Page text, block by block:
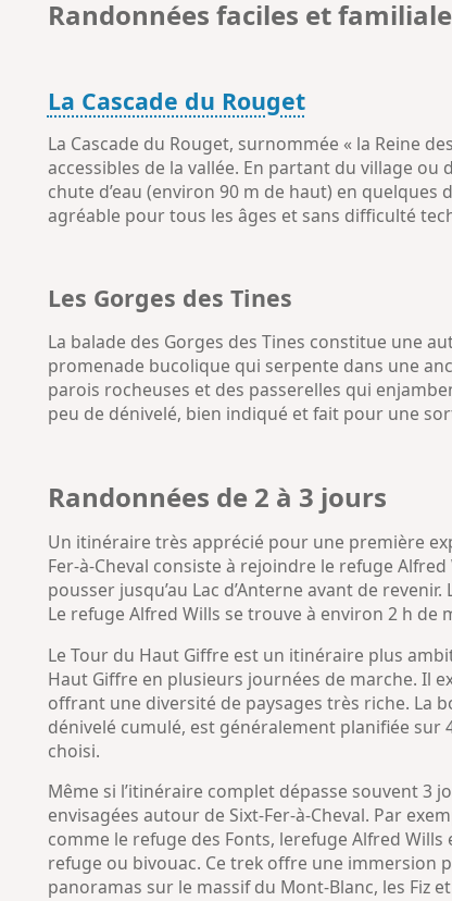
Randonnées faciles et
La Cascade du Rouget
La Cascade du Rouget, surnommée « la Reine
accessibles de la vallée. En partant du village
chute d’eau (environ 90 m de haut) en
agréable pour tous les âges et sans difficulté
Les Gorges des Tines
La balade des Gorges des Tines constitue une
promenade bucolique qui serpente dans une
parois rocheuses et des passerelles qui
peu de dénivelé, bien indiqué et fait pour une
Randonnées de 2 à 3 jours
Un itinéraire très apprécié pour une première
Fer-à-Cheval consiste à rejoindre le refuge
pousser jusqu’au Lac d’Anterne avant de
Le refuge Alfred Wills se trouve à environ 2 h de
Le Tour du Haut Giffre est un itinéraire plus
Haut Giffre en plusieurs journées de marche. Il
offrant une diversité de paysages très riche. La
dénivelé cumulé, est généralement planifiée
choisi.
Même si l’itinéraire complet dépasse souvent 3
envisagées autour de Sixt-Fer-à-Cheval. Par
comme le refuge des Fonts, lerefuge Alfred
refuge ou bivouac. Ce trek offre une immersion
panoramas sur le massif du Mont-Blanc, les Fiz